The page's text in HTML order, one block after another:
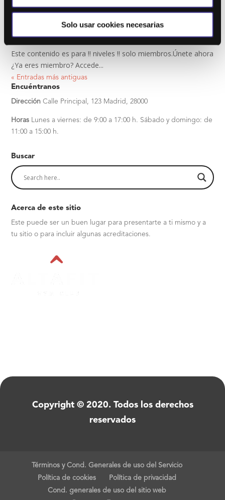
Solo usar cookies necesarias
GHIIT 37
por
Este contenido es para !! niveles !! solo miembros.Únete ahora
¿Ya eres miembro? Accede...
« Entradas más antiguas
Encuéntranos
Dirección Calle Principal, 123 Madrid, 28000
Horas Lunes a viernes: de 9:00 a 17:00 h. Sábado y domingo: de
11:00 a 15:00 h.
Buscar
Acerca de este sitio
Este puede ser un buen lugar para presentarte a ti mismo y a
tu sitio o para incluir algunas acreditaciones.
Copyright © 2020. Todos los derechos
reservados
Términos y Cond. Generales de uso del Servicio
Política de cookies
Política de privacidad
Cond. generales de uso del sitio web